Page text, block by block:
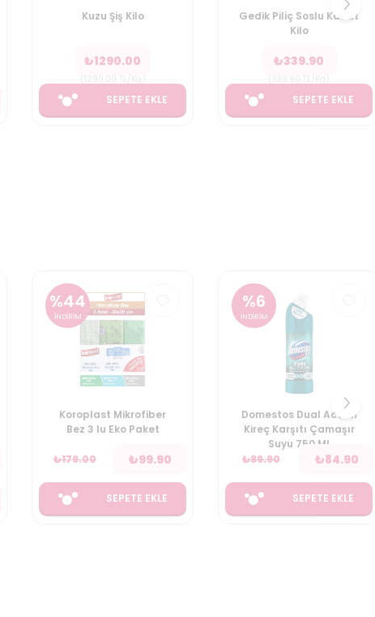
Kuzu Şiş Kilo
₺1290.00
SEPETE EKLE
Gedik Piliç Soslu Kanat
Kilo
₺339.90
SEPETE EKLE
%6
İNDİRİM
Domestos Dual Action
Kireç Karşıtı Çamaşır
₺89.90 ₺84.90
SEPETE EKLE
Perwoll Yumuşatıcı
Çiçek Ferahlığı 1.2 L
₺ 199.90
SEPETE EKLE